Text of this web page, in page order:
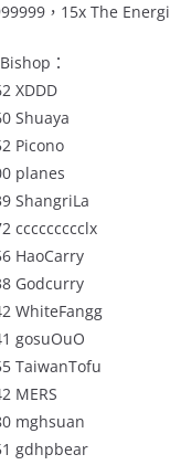
，15x The
：
XDDD
Shuaya
Picono
planes
ShangriLa
ccccccccclx
HaoCarry
Godcurry
WhiteFangg
gosuOuO
TaiwanTofu
MERS
mghsuan
gdhpbear